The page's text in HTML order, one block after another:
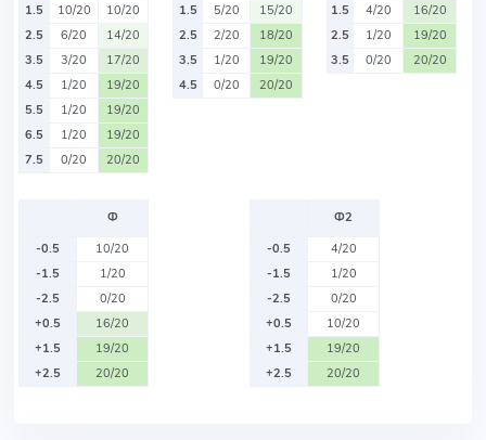
1.5
10/20
10/20
2.5
6/20
14/20
3.5
3/20
17/20
4.5
1/20
19/20
5.5
1/20
19/20
6.5
1/20
19/20
7.5
0/20 20/20
1.5
5/20
15/20
2.5
2/20
18/20
3.5
1/20
19/20
4.5
0/20 20/20
1.5
4/20
16/20
2.5
1/20
19/20
3.5
0/20 20/20
Ф
-0.5
10/20
-1.5
1/20
-2.5
0/20
+0.5
16/20
+1.5
19/20
+2.5
20/20
Ф2
-0.5
4/20
-1.5
1/20
-2.5
0/20
+0.5
10/20
+1.5
19/20
+2.5
20/20